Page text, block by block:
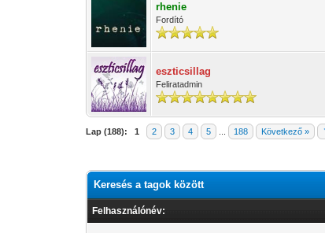
rhenie
Fordító
eszticsillag
Feliratadmin
Lap (188): 1 2 3 4 5 188 Következő »
Keresés a tagok között
Felhasználónév: